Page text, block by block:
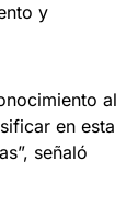
y
al
en esta
señaló